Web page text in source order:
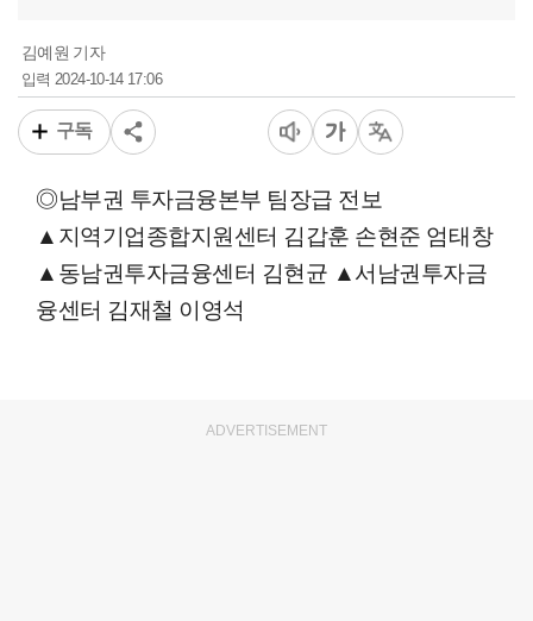
김예원 기자
입력 2024-10-14 17:06
구독
◎남부권 투자금융본부 팀장급 전보
▲지역기업종합지원센터 김갑훈 손현준 엄태창
▲동남권투자금융센터 김현균 ▲서남권투자금
융센터 김재철 이영석
ADVERTISEMENT